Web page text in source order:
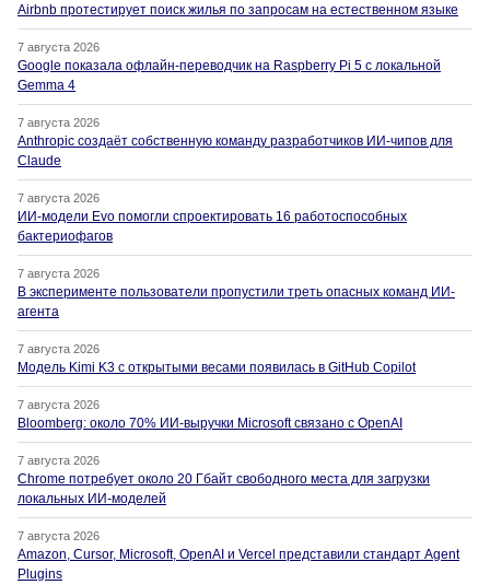
Airbnb протестирует поиск жилья по запросам на естественном языке
7 августа 2026
Google показала офлайн-переводчик на Raspberry Pi 5 с локальной
Gemma 4
7 августа 2026
Anthropic создаёт собственную команду разработчиков ИИ-чипов для
Claude
7 августа 2026
ИИ-модели Evo помогли спроектировать 16 работоспособных
бактериофагов
7 августа 2026
В эксперименте пользователи пропустили треть опасных команд ИИ-
агента
7 августа 2026
Модель Kimi K3 с открытыми весами появилась в GitHub Copilot
7 августа 2026
Bloomberg: около 70% ИИ-выручки Microsoft связано с OpenAI
7 августа 2026
Chrome потребует около 20 Гбайт свободного места для загрузки
локальных ИИ-моделей
7 августа 2026
Amazon, Cursor, Microsoft, OpenAI и Vercel представили стандарт Agent
Plugins